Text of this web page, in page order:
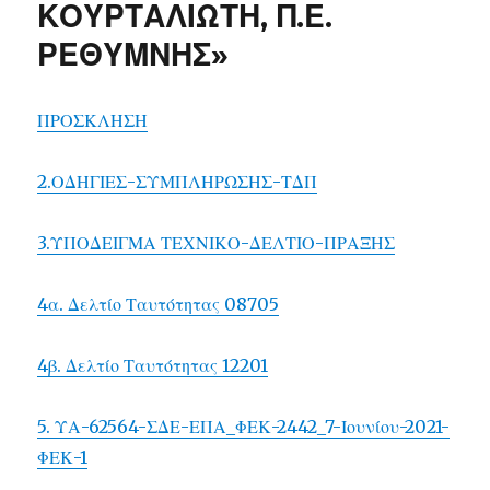
ΚΟΥΡΤΑΛΙΩΤΗ, Π.Ε.
ΡΕΘΥΜΝΗΣ»
ΠΡΟΣΚΛΗΣΗ
2.ΟΔΗΓΙΕΣ-ΣΥΜΠΛΗΡΩΣΗΣ-ΤΔΠ
3.ΥΠΟΔΕΙΓΜΑ ΤΕΧΝΙΚΟ-ΔΕΛΤΙΟ-ΠΡΑΞΗΣ
4α. Δελτίο Ταυτότητας 08705
4β. Δελτίο Ταυτότητας 12201
5. ΥΑ-62564-ΣΔΕ-ΕΠΑ_ΦΕΚ-2442_7-Ιουνίου-2021-
ΦΕΚ-1